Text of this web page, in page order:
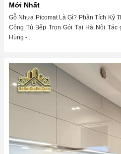
Mới Nhất
Gỗ Nhựa Picomat Là Gì? Phân Tích Kỹ
Công Tủ Bếp Trọn Gói Tại Hà Nội Tác
Hùng -...